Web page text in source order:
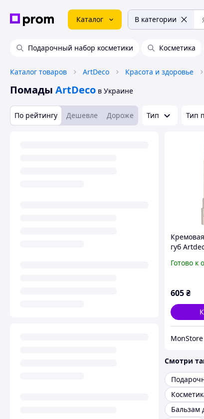
Каталог В категории
Подарочный набор косметики Косметика
Каталог товаров ArtDeco Красота и здоровье
Помады ArtDeco в Украине
По рейтингу Дешевле Дороже Тип Тип
губ
Red Tulip
Готово к
605₴
MonStore
Смотри
Бальзам